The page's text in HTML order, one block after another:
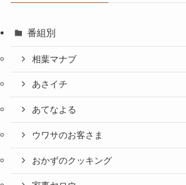
番組別
相葉マナブ
あさイチ
あてなよる
ウワサのお客さま
おかずのクッキング